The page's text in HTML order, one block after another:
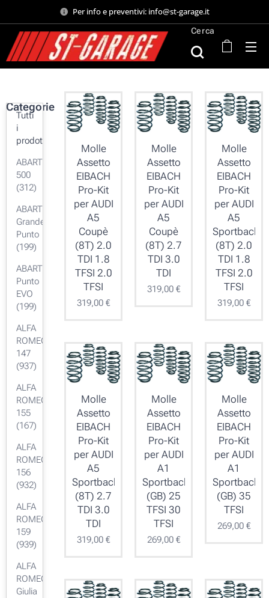
Per info e preventivi: info@st-garage.it
Cerca
Categorie
Tutti
i
prodotti
ABARTH
500
(312)
ABARTH
Grande
Punto
(199)
ABARTH
Punto
EVO
(199)
ALFA
ROMEO
147
(937)
ALFA
ROMEO
155
(167)
ALFA
ROMEO
156
(932)
ALFA
ROMEO
159
(939)
ALFA
ROMEO
Giulia
Molle
Assetto
EIBACH
Pro-Kit
per AUDI
A5
Coupè
(8T) 2.0
TDI 1.8
TFSI 2.0
TFSI
319,00€
Molle
Assetto
EIBACH
Pro-Kit
per AUDI
A5
Coupè
(8T) 2.7
TDI 3.0
TDI
319,00€
Molle
Assetto
EIBACH
Pro-Kit
per AUDI
A5
Sportback
(8T) 2.0
TDI 1.8
TFSI 2.0
TFSI
319,00€
Molle
Assetto
EIBACH
Pro-Kit
per AUDI
A5
Sportback
(8T) 2.7
TDI 3.0
TDI
319,00€
Molle
Assetto
EIBACH
Pro-Kit
per AUDI
A1
Sportback
(GB) 25
TFSI 30
TFSI
269,00€
Molle
Assetto
EIBACH
Pro-Kit
per AUDI
A1
Sportback
(GB) 35
TFSI
269,00€